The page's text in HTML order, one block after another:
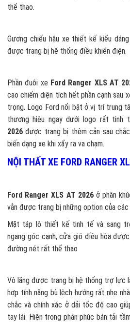
thể thao.
Gương chiếu hậu xe thiết kế kiểu
được trang bị hệ thống điều khiển điện.
Phần đuôi xe Ford Ranger XLS AT
cao chiếm diện tích hết phần cạnh sau
trọng. Logo Ford nổi bật ở vị trí trung
thương hiệu ngay dưới logo rất tinh
2026 được trang bị thêm cản sau
biến dạng xe khi xẩy ra va chạm.
NỘI THẤT XE FORD RANGER
Ford Ranger XLS AT 2026 ở phân
vẫn được trang bị những option của
Mặt táp lô thiết kế tinh tế và sang
ngang góc cạnh, cửa gió điều hòa
đường nét rất thể thao
Vô lăng được trang bị hệ thống trợ lực
hợp tính năng bù lệch hướng rất nhẹ
chắc và chính xác ở dải tốc độ cao
tay lái. Hiện trong phân phúc bán tải